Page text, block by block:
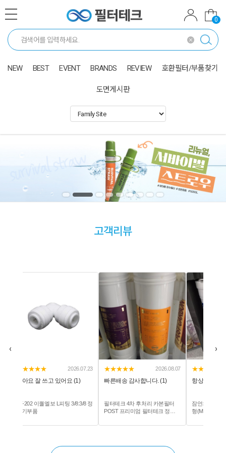
0
NEW BEST EVENT BRANDS REVIEW 호환필터/부품찾기
도면게시판
고객리뷰
‹
★★★★★ 2026.08.07
빠른배송 감사합니다. (1)
필터테크 4차 후처리 카본필터
POST 프리미엄 필터테크 정수
★★★★★ 2026.07.25
항상 이용하고 있어요 (1)
잠언의료기 잠언-ION水 정품 구
형(MB) 1차+2차 이온수기필터
★★★★★
잘 받았습니다
FT-DIY42 막힘
용 스프레이노
재예방 에어컨냉
›